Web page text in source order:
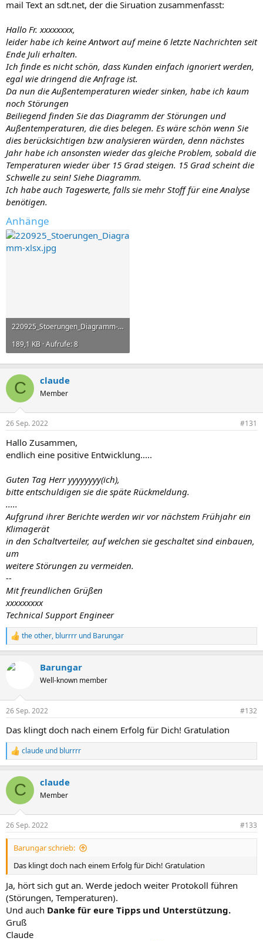
mail Text an sdt.net, der die Siruation zusammenfasst:
Hallo Fr. xxxxxxxx,
leider habe ich keine Antwort auf meine 6 letzte Nachrichten seit
Ende Juli erhalten.
Ich finde es nicht schön, dass Kunden einfach ignoriert werden,
egal wie dringend die Anfrage ist.
Da nun die Außentemperaturen wieder sinken, habe ich kaum
noch Störungen
Beiliegend finden Sie das Diagramm der Störungen und
Außentemperaturen, die dies belegen. Es wäre schön wenn Sie
dies berücksichtigen bzw analysieren würden, denn nächstes
Jahr habe ich ansonsten wieder das gleiche Problem, sobald die
Temperaturen wieder über 15 Grad steigen. 15 Grad scheint die
Schwelle zu sein! Siehe Diagramm.
Ich habe auch Tageswerte, falls sie mehr Stoff für eine Analyse
benötigen.
Anhänge
220925_Stoerungen_Diagramm-xlsx.jpg
189,1 KB · Aufrufe: 8
C claude
Member
26 Sep. 2022 #131
Hallo Zusammen,
endlich eine positive Entwicklung.....
Guten Tag Herr yyyyyyyy(ich),
bitte entschuldigen sie die späte Rückmeldung.
.....
Aufgrund ihrer Berichte werden wir vor nächstem Frühjahr ein
Klimagerät
in den Schaltverteiler, auf welchen sie geschaltet sind einbauen,
um
weitere Störungen zu vermeiden.
--
Mit freundlichen Grüßen
xxxxxxxxx
Technical Support Engineer
R
e
k
e
:
the other, blurrrr und Barungar
Barungar
Well-known member
26 Sep. 2022 #132
Das klingt doch nach einem Erfolg für Dich! Gratulation
R
e
k
i
e
n
claude und blurrrr
C claude
Member
26 Sep. 2022 #133
Barungar schrieb:
Das klingt doch nach einem Erfolg für Dich! Gratulation
Ja, hört sich gut an. Werde jedoch weiter Protokoll führen
(Störungen, Temperaturen).
Und auch Danke für eure Tipps und Unterstützung.
Gruß
Claude